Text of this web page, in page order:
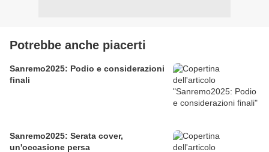
Potrebbe anche piacerti
Sanremo2025: Podio e considerazioni
finali
Sanremo2025: Serata cover,
un'occasione persa